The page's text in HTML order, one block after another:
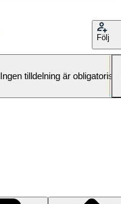
Följ
Ingen tilldelning är obligatorisk